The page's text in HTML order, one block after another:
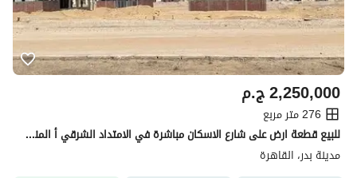
ج.م2,250,000
276 متر مربع
للبيع قطعة ارض على شارع الاسكان مباشرة في الامتداد الشرقي أ المنقول
مدينة بدر، القاهرة